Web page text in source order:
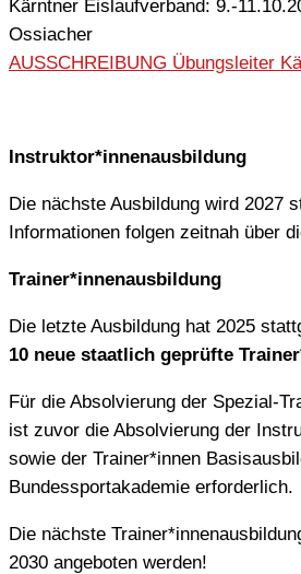
Kärntner Eislaufverband: 9.-
Ossiacher
AUSSCHREIBUNG Übungsleiter
Instruktor*innenausbildung
Die nächste Ausbildung wird 2027
Informationen folgen zeitnah über
Trainer*innenausbildung
Die letzte Ausbildung hat 2025
10 neue staatlich geprüfte
Für die Absolvierung der Spezial-
ist zuvor die Absolvierung der
sowie der Trainer*innen
Bundessportakademie erforderlich.
Die nächste
2030 angeboten werden!